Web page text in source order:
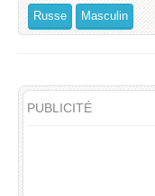
Russe Masculin
PUBLICITÉ